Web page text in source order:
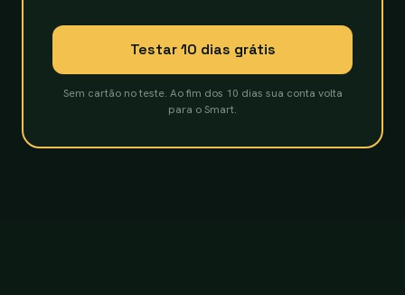
Testar 10 dias grátis
Sem cartão no teste. Ao fim dos 10 dias sua conta volta
para o Smart.